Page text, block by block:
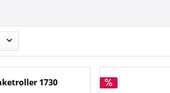
1730